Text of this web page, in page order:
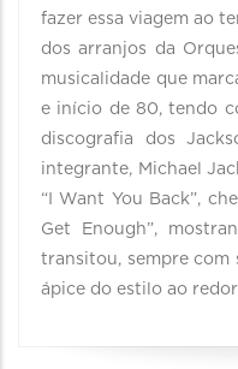
fazer essa viagem ao
dos arranjos da
musicalidade que
e início de 80, tendo
discografia dos
integrante, Michael
“I Want You Back”,
Get Enough”,
transitou, sempre com
ápice do estilo ao